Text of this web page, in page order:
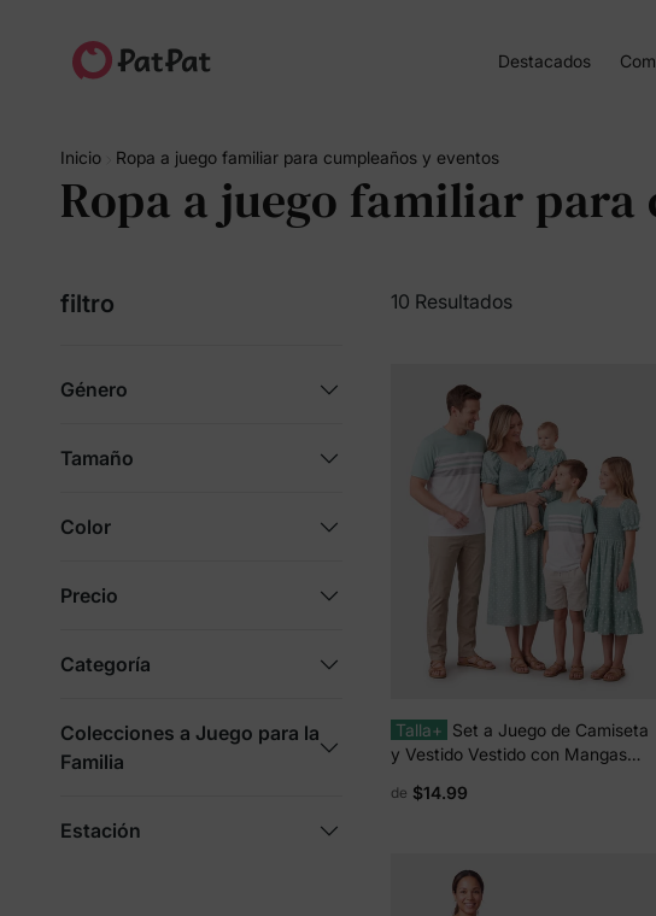
Destacados
Inicio Ropa a juego familiar para cumpleaños y eventos
Ropa a juego familiar para
10 Resultados
filtro
Género
Tamaño
Color
Precio
Categoría
Colecciones a Juego para la
Familia
Estación
Talla+ Set a Juego de Camiseta
y Vestido Vestido con Mangas
Mamá, Hija y Bebé, Camiseta de
Salidas Familiares y Fotos Verde
de $14.99